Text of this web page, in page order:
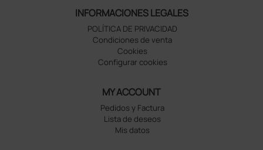
INFORMACIONES LEGALES
POLÍTICA DE PRIVACIDAD
Condiciones de venta
Cookies
Configurar cookies
MY ACCOUNT
Pedidos y Factura
Lista de deseos
Mis datos